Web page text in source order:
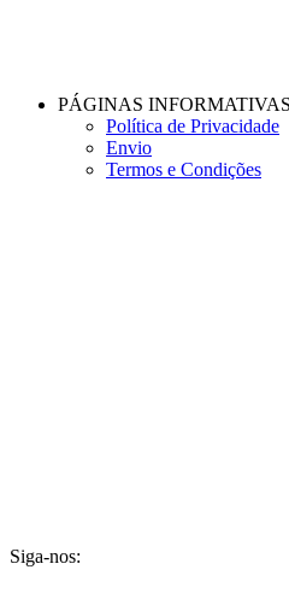
PÁGINAS INFORMATIVAS
Política de Privacidade
Envio
Termos e Condições
Siga-nos: